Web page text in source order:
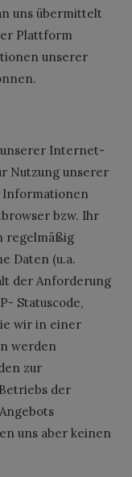
uns übermittelt
Plattform
unserer
Internet-
Nutzung unserer
Informationen
bzw. Ihr
regelmäßig
Daten (u.a.
der Anforderung
Statuscode,
wir in einer
werden
zur
der
uns aber keinen